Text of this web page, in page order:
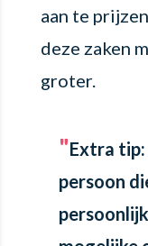
aan te
deze zaken
groter.
Extra tip
persoon